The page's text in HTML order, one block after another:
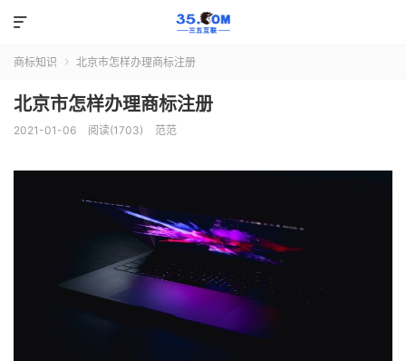

商标知识  北京市怎样办理商标注册
北京市怎样办理商标注册
2021-01-06 阅读(1703) 范范